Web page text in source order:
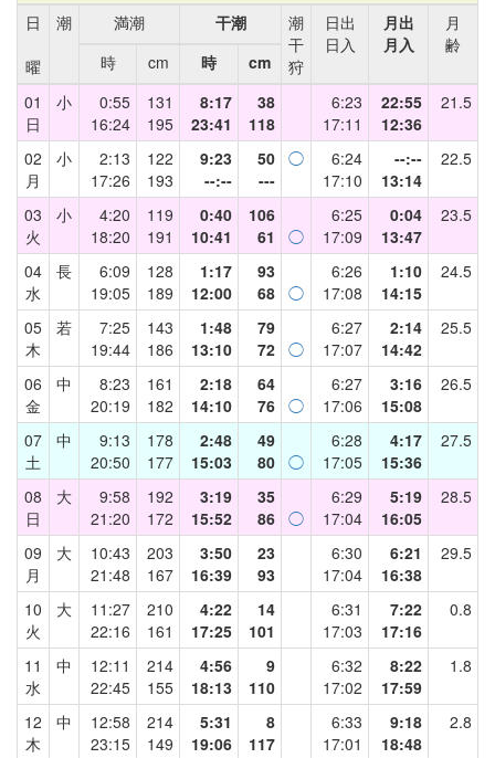
日
曜
潮 満潮 干潮
潮
干
狩
日出
日入
月出
月入
月
齢
時
cm 時
cm
01
日
小
0:55
16:24
131
195
8:17
23:41
38
118
6:23
17:11
22:55
12:36
21.5
02
月
小
2:13
17:26
122
193
9:23
--:--
50
---
◯
6:24
17:10
--:--
13:14
22.5
03
火
小
4:20
18:20
119
191
0:40
10:41
106
61
◯
6:25
17:09
0:04
13:47
23.5
04
水
長
6:09
19:05
128
189
1:17
12:00
93
68 ◯
6:26
17:08
1:10
14:15
24.5
05
木
若
7:25
19:44
143
186
1:48
13:10
79
72 ◯
6:27
17:07
2:14
14:42
25.5
06
金
中
8:23
20:19
161
182
2:18
14:10
64
76 ◯
6:27
17:06
3:16
15:08
26.5
07
土
中
9:13
20:50
178
177
2:48
15:03
49
80 ◯
6:28
17:05
4:17
15:36
27.5
08
日
大
9:58
21:20
192
172
3:19
15:52
35
86 ◯
6:29
17:04
5:19
16:05
28.5
09
月
大
10:43
21:48
203
167
3:50
16:39
23
93
6:30
17:04
6:21
16:38
29.5
10
火
大
11:27
22:16
210
161
4:22
17:25
14
101
6:31
17:03
7:22
17:16
0.8
11
水
中
12:11
22:45
214
155
4:56
18:13
9
110
6:32
17:02
8:22
17:59
1.8
12
木
中
12:58
23:15
214
149
5:31
19:06
8
117
6:33
17:01
9:18
18:48
2.8